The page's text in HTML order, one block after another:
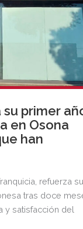
primer
en Osona
han
refuerza
tras doce
y satisfacción del